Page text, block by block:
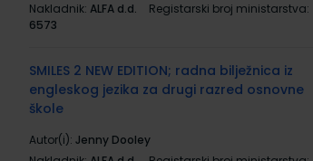
Nakladnik: ALFA d.d.
Registarski broj ministarstva:
6573
SMILES 2 NEW EDITION; radna bilježnica iz
engleskog jezika za drugi razred osnovne
škole
Autor(i): Jenny Dooley